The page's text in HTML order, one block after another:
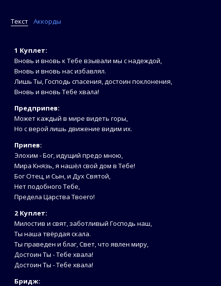
Текст Аккорды
1 Куплет:
Вновь и вновь к Тебе взывали мы с надеждой,
Вновь и вновь нас избавлял.
Лишь Ты, Господь спасения, достоин поклонения,
Вновь и вновь Тебе хвала!
Предприпев:
Может каждый в мире видеть горы,
Но с верой лишь движение видим их.
Припев:
Элохим - Бог, идущий предо мною,
Мира Князь, я нашёл свой дом в Тебе!
Бог Отец, и Сын, и Дух Святой,
Нет подобного Тебе,
Предела Царства Твоего!
2 Куплет:
Милостив и свят, заботливый Господь наш,
Ты наша твёрдая скала.
Ты праведен и благ, Cвет, что явлен миру,
Достоин Ты - Тебе хвала!
Достоин Ты - Тебе хвала!
Бридж: